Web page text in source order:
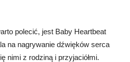
polecić, jest Baby Heartbeat
na nagrywanie dźwięków serca
nimi z rodziną i przyjaciółmi.